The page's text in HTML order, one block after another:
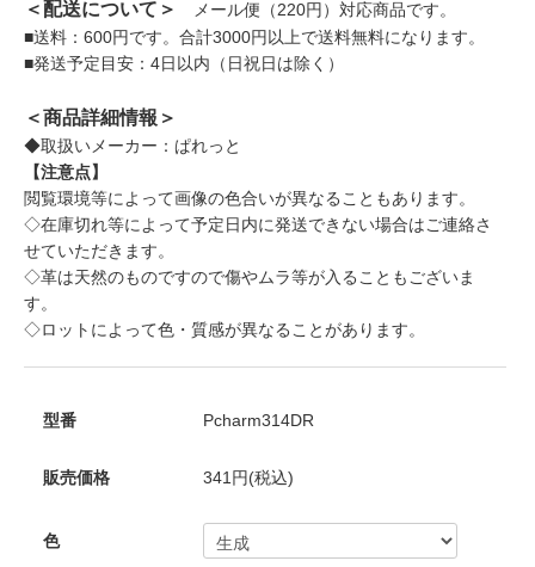
＜配送について＞
メール便（220円）対応商品です。
■送料：600円です。合計3000円以上で送料無料になります。
■発送予定目安：4日以内（日祝日は除く）
＜商品詳細情報＞
◆取扱いメーカー：ぱれっと
【注意点】
閲覧環境等によって画像の色合いが異なることもあります。
◇在庫切れ等によって予定日内に発送できない場合はご連絡さ
せていただきます。
◇革は天然のものですので傷やムラ等が入ることもございま
す。
◇ロットによって色・質感が異なることがあります。
型番 Pcharm314DR
販売価格 341円(税込)
色